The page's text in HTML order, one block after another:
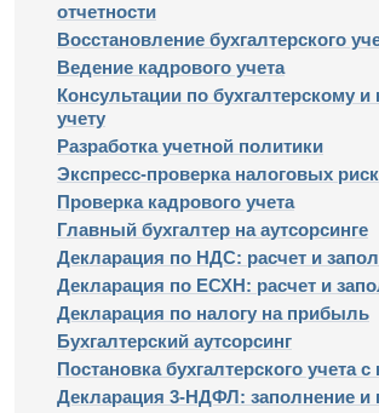
отчетности
Восстановление бухгалтерского
Ведение кадрового учета
Консультации по бухгалтерскому
учету
Разработка учетной политики
Экспресс-проверка налоговых
Проверка кадрового учета
Главный бухгалтер на аутсорсинге
Декларация по НДС: расчет и
Декларация по ЕСХН: расчет и
Декларация по налогу на прибыль
Бухгалтерский аутсорсинг
Постановка бухгалтерского учета с
Декларация 3-НДФЛ: заполнение и